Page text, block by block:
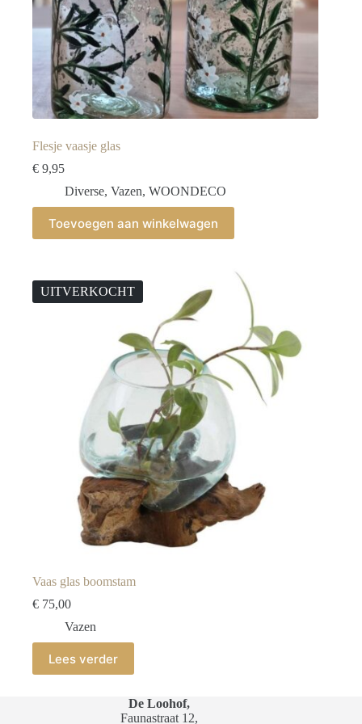
Flesje vaasje glas
€ 9,95
Diverse, Vazen, WOONDECO
Toevoegen aan winkelwagen
UITVERKOCHT
Vaas glas boomstam
€ 75,00
Vazen
Lees verder
De Loohof,
Faunastraat 12,